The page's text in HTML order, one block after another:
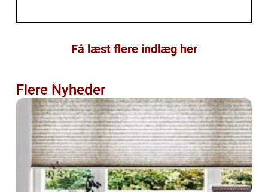
Få læst flere indlæg her
Flere Nyheder